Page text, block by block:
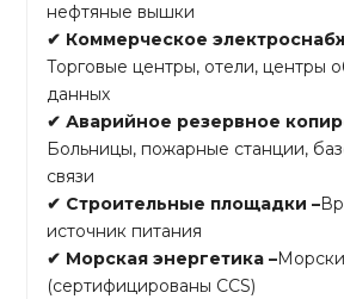
нефтяные вышки
✔ Коммерческое
Торговые центры, отели, центры
данных
✔ Аварийное резервное
Больницы, пожарные станции,
связи
✔ Строительные площадки –
источник питания
✔ Морская энергетика –
(сертифицированы CCS)